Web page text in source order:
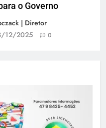
o Governo
| Diretor
12/2025 0